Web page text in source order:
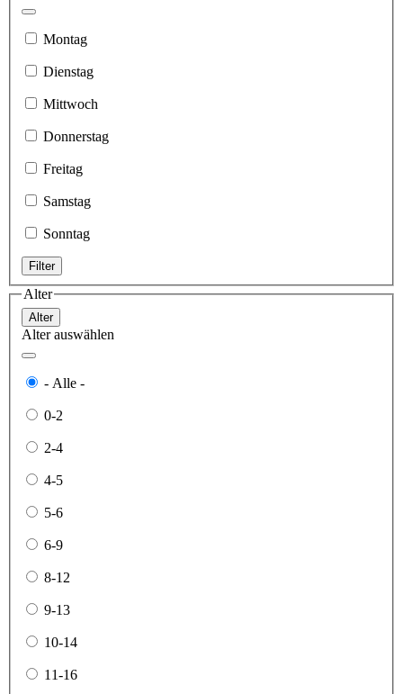
Montag
Dienstag
Mittwoch
Donnerstag
Freitag
Samstag
Sonntag
Filter
Alter
Alter
Alter auswählen
- Alle -
0-2
2-4
4-5
5-6
6-9
8-12
9-13
10-14
11-16